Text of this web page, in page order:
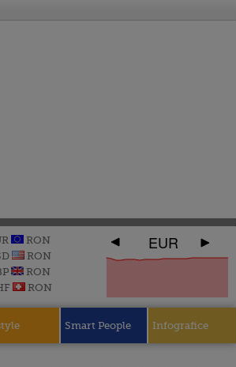
RON
RON
RON
RON
EUR
Smart People Infografice